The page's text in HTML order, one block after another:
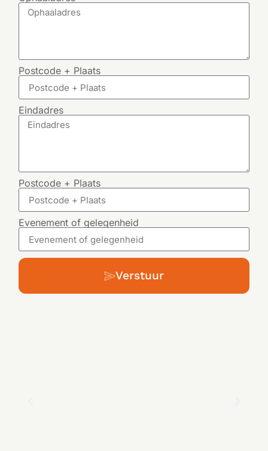
Postcode + Plaats
Eindadres
Postcode + Plaats
Evenement of gelegenheid
Verstuur